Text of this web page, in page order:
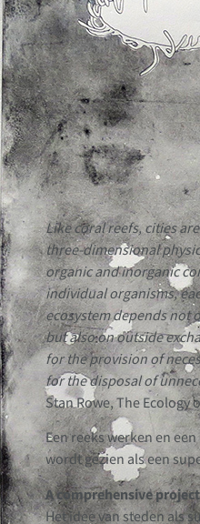
Like coral reefs, cities
three-dimensional
organic and inorganic
individual organisms,
ecosystem depends not
but also on outside
for the provision of
for the disposal of
Stan Rowe, The Ecology
Een reeks werken en
wordt gezien als een
A comprehensive project
Het idee van steden als